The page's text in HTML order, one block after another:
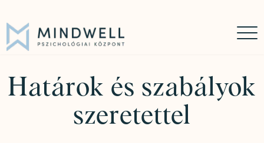
Határok és szabályok
szeretettel